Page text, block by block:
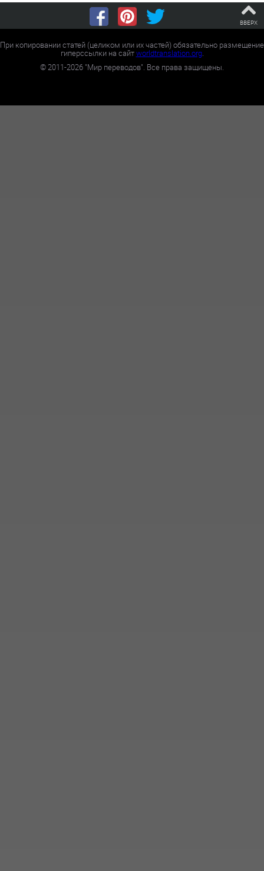
ВВЕРХ
При копировании статей (целиком или их частей) обязательно размещение
гиперссылки на сайтworldtranslation.org.
©2011-2026 "Мир переводов". Все права защищены.